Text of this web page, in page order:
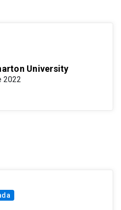
University
2022